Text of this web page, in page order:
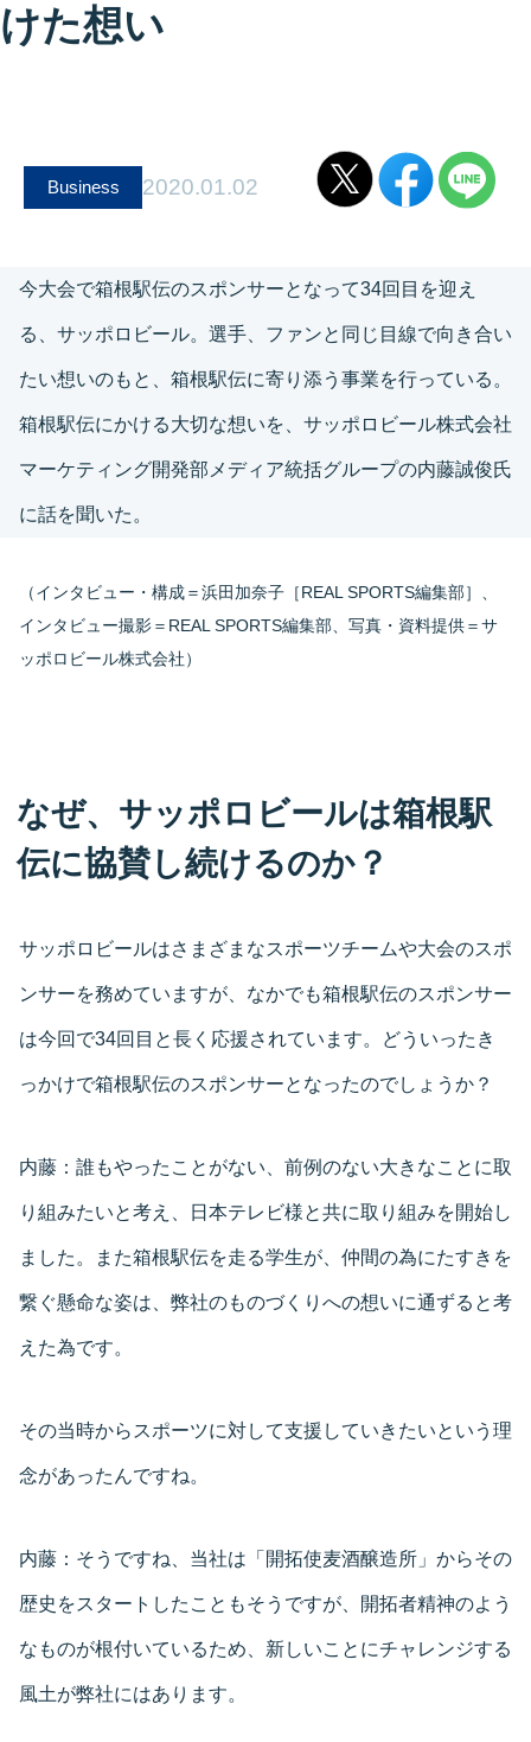
けた想い
Business 2020.01.02
今大会で箱根駅伝のスポンサーとなって34回目を迎え
る、サッポロビール。選手、ファンと同じ目線で向き合い
たい想いのもと、箱根駅伝に寄り添う事業を行っている。
箱根駅伝にかける大切な想いを、サッポロビール株式会社
マーケティング開発部メディア統括グループの内藤誠俊氏
に話を聞いた。
（インタビュー・構成＝浜田加奈子［REAL SPORTS編集部］、
インタビュー撮影＝REAL SPORTS編集部、写真・資料提供＝サ
ッポロビール株式会社）
なぜ、サッポロビールは箱根駅
伝に協賛し続けるのか？
サッポロビールはさまざまなスポーツチームや大会のスポ
ンサーを務めていますが、なかでも箱根駅伝のスポンサー
は今回で34回目と長く応援されています。どういったき
っかけで箱根駅伝のスポンサーとなったのでしょうか？
内藤： 誰もやったことがない、前例のない大きなことに取
り組みたいと考え、日本テレビ様と共に取り組みを開始し
ました。また箱根駅伝を走る学生が、仲間の為にたすきを
繋ぐ懸命な姿は、弊社のものづくりへの想いに通ずると考
えた為です。
その当時からスポーツに対して支援していきたいという理
念があったんですね。
内藤： そうですね、当社は「開拓使麦酒醸造所」からその
歴史をスタートしたこともそうですが、開拓者精神のよう
なものが根付いているため、新しいことにチャレンジする
風土が弊社にはあります。